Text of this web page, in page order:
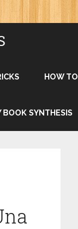
HOW TO
BOOK SYNTHESIS